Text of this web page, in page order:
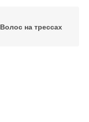
Волос на трессах